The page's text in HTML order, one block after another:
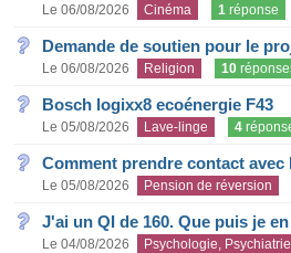
Le 06/08/2026 Cinéma 1 réponse
Demande de soutien pour le
Le 06/08/2026 Religion 10
Bosch logixx8 ecoénergie F43
Le 05/08/2026 Lave-linge 4
Comment prendre contact avec
Le 05/08/2026 Pension de réversion
J'ai un QI de 160. Que puis je
Le 04/08/2026 Psychologie, Psychiatrie